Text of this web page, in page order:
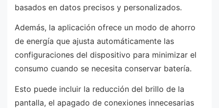
basados en datos precisos y personalizados.
Además, la aplicación ofrece un modo de ahorro
de energía que ajusta automáticamente las
configuraciones del dispositivo para minimizar el
consumo cuando se necesita conservar batería.
Esto puede incluir la reducción del brillo de la
pantalla, el apagado de conexiones innecesarias